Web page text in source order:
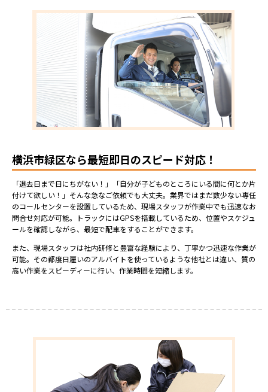
横浜市緑区なら最短即日のスピード対応！
「退去日まで日にちがない！」「自分が子どものところにいる間に何とか片
付けて欲しい！」そんな急なご依頼でも大丈夫。業界ではまだ数少ない専任
のコールセンターを設置しているため、現場スタッフが作業中でも迅速なお
問合せ対応が可能。トラックにはGPSを搭載しているため、位置やスケジュ
ールを確認しながら、最短で配車をすることができます。
また、現場スタッフは社内研修と豊富な経験により、丁寧かつ迅速な作業が
可能。その都度日雇いのアルバイトを使っているような他社とは違い、質の
高い作業をスピーディーに行い、作業時間を短縮します。